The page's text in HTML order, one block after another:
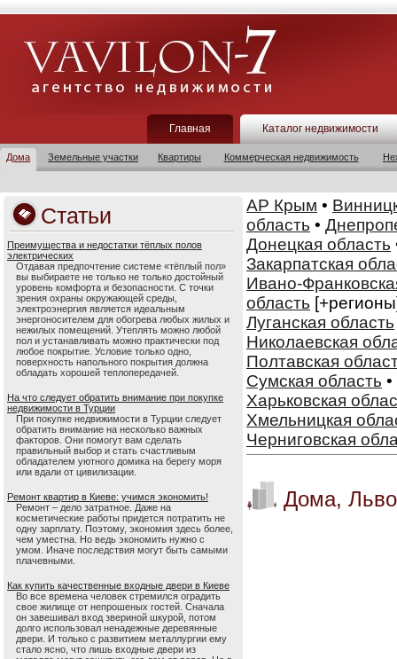
Главная Каталог недвижимости
Дома Земельные участки Квартиры Коммерческая недвижимость
Статьи
Преимущества и недостатки тёплых полов
электрических
Отдавая предпочтение системе «тёплый пол»
вы выбираете не только не только достойный
уровень комфорта и безопасности. С точки
зрения охраны окружающей среды,
электроэнергия является идеальным
энергоносителем для обогрева любых жилых и
нежилых помещений. Утеплять можно любой
пол и устанавливать можно практически под
любое покрытие. Условие только одно,
поверхность напольного покрытия должна
обладать хорошей теплопередачей.
На что следует обратить внимание при покупке
недвижимости в Турции
При покупке недвижимости в Турции следует
обратить внимание на несколько важных
факторов. Они помогут вам сделать
правильный выбор и стать счастливым
обладателем уютного домика на берегу моря
или вдали от цивилизации.
Ремонт квартир в Киеве: учимся экономить!
Ремонт – дело затратное. Даже на
косметические работы придется потратить не
одну зарплату. Поэтому, экономия здесь более,
чем уместна. Но ведь экономить нужно с
умом. Иначе последствия могут быть самыми
плачевными.
Как купить качественные входные двери в Киеве
Во все времена человек стремился оградить
свое жилище от непрошеных гостей. Сначала
он завешивал вход звериной шкурой, потом
долго использовал ненадежные деревянные
двери. И только с развитием металлургии ему
стало ясно, что лишь входные двери из
АР Крым •
область •
Донецкая область
Закарпатская
Ивано-
область
Луганская область
Николаевская
Полтавская
Сумская область •
Харьковская
Хмельницкая
Черниговская
Дома,